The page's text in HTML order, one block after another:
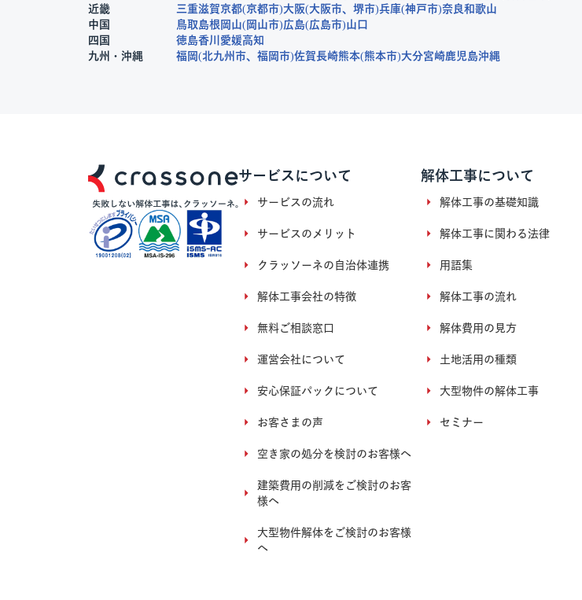
近畿
三重滋賀京都 京都市 大阪 大阪市 堺市 兵庫 神戸市 奈良和歌山
中国
鳥取島根 岡山 岡山市 広島 広島市 山口
四国
徳島香川 愛媛高知
九州・沖縄
福岡 北九州市 福岡市 佐賀長崎熊本 熊本市 大分宮崎鹿児島沖縄
サービスについて
サービスの流れ
サービスのメリット
クラッソーネの自治体連携
解体工事会社の特徴
無料ご相談窓口
運営会社について
安心保証パックについて
お客さまの声
空き家の処分を検討のお客様へ
建築費用の削減をご検討のお客
様へ
大型物件解体をご検討のお客様
へ
解体工事について
解体工事の基礎知識
解体工事に関わる法律
用語集
解体工事の流れ
解体費用の見方
土地活用の種類
大型物件の解体工事
セミナー